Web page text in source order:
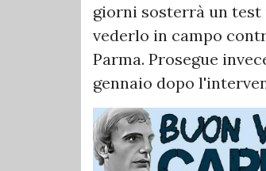
giorni sosterrà un
vederlo in campo
Parma. Prosegue
gennaio dopo